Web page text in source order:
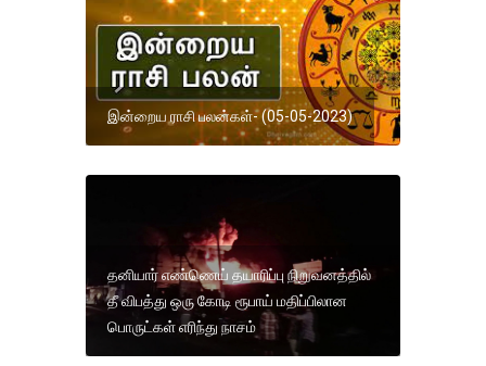
இன்றைய ராசி பலன்கள்- (05-05-2023)
தனியார் எண்ணெய் தயாரிப்பு நிறுவனத்தில்
தீ விபத்து ஒரு கோடி ரூபாய் மதிப்பிலான
பொருட்கள் எரிந்து நாசம்